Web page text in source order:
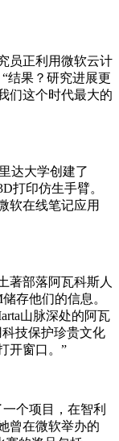
员正利用微软云计
结果？研究进展更
们这个时代最大的
达大学创建了
打印仿生手臂。
软在线笔记应用
著部落阿瓦科斯人
存他们的信息。
山脉深处的阿瓦
技保护珍贵文化
开窗口。”
一个项目，在智利
曾在微软举办的